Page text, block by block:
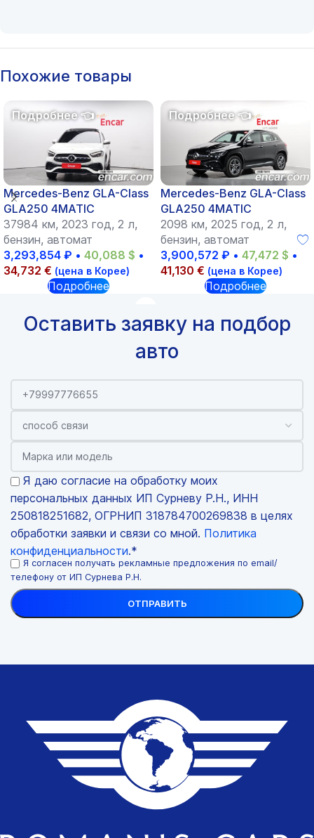
Похожие товары
Mercedes-Benz GLA-Class
GLA250 4MATIC
37984 км, 2023 год, 2 л,
бензин, автомат
3,293,854 ₽ • 40,088 $ •
34,732 € (цена в Корее)
Подробнее
Mercedes-Benz GLA-Class
GLA250 4MATIC
2098 км, 2025 год, 2 л,
бензин, автомат
3,900,572 ₽ • 47,472 $ •
41,130 € (цена в Корее)
Подробнее
Оставить заявку на подбор
авто
Я даю согласие на обработку моих
персональных данных ИП Сурневу Р.Н., ИНН
250818251682, ОГРНИП 318784700269838 в целях
обработки заявки и связи со мной. Политика
конфиденциальности.*
Я согласен получать рекламные предложения по email/
телефону от ИП Сурнева Р.Н.